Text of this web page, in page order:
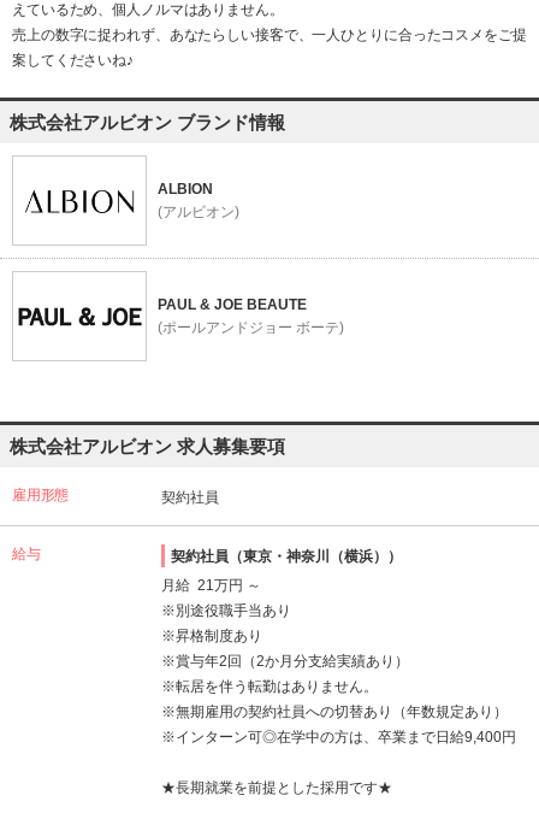
えているため、個人ノルマはありません。
売上の数字に捉われず、あなたらしい接客で、一人ひとりに合ったコスメをご提
案してくださいね♪
株式会社アルビオン ブランド情報
ALBION
(アルビオン)
PAUL & JOE BEAUTE
(ポールアンドジョー ボーテ)
株式会社アルビオン 求人募集要項
雇用形態 契約社員
給与
契約社員（東京・神奈川（横浜））
月給 21万円 ～
※別途役職手当あり
※昇格制度あり
※賞与年2回（2か月分支給実績あり）
※転居を伴う転勤はありません。
※無期雇用の契約社員への切替あり（年数規定あり）
※インターン可◎在学中の方は、卒業まで日給9,400円
★長期就業を前提とした採用です★